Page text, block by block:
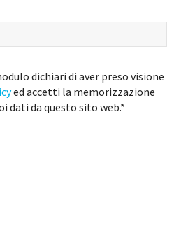
dichiari di aver preso visione
ed accetti la memorizzazione
dati da questo sito web.*